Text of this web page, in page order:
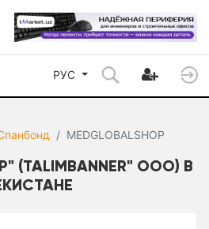
РУС
MEDGLOBALSHOP
(TALIMBANNER" ООО) В